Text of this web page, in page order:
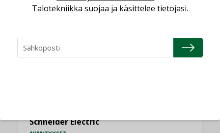
NIMITYKSET
Refair
Schneider Electric
Talotekniikka suojaa ja käsittelee tietojasi.